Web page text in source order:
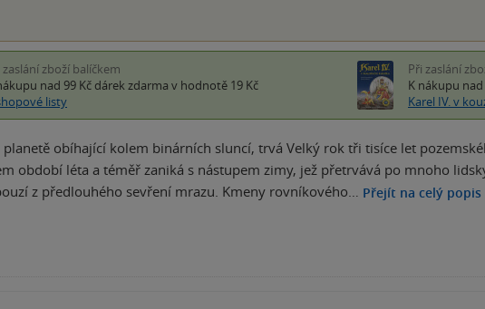
zaslání zboží balíčkem
nad 99 Kč dárek zdarma v hodnotě 19 Kč
listy
Při zaslání
K nákupu nad
Karel IV. v
obíhající kolem binárních sluncí, trvá Velký rok tři tisíce let
období léta a téměř zaniká s nástupem zimy, jež přetrvává po mnoho
z předlouhého sevření mrazu. Kmeny rovníkového… Přejít na celý popis